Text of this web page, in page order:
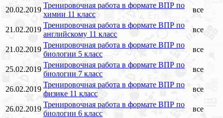
20.02.2019
Тренировочная работа в формате ВПР по
химии 11 класс
все
21.02.2019
Тренировочная работа в формате ВПР по
английскому 11 класс
все
21.02.2019
Тренировочная работа в формате ВПР по
биологии 5 класс
все
25.02.2019
Тренировочная работа в формате ВПР по
биологии 7 класс
все
26.02.2019
Тренировочная работа в формате ВПР по
физике 11 класс
все
26.02.2019
Тренировочная работа в формате ВПР по
биологии 6 класс
все